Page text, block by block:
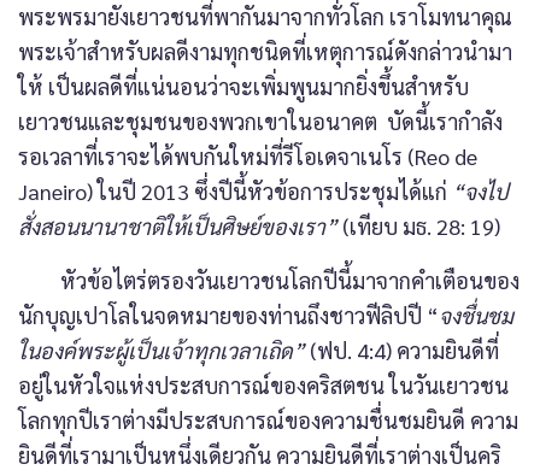
พระพรมายังเยาวชนที่พากันมาจากทั่วโลก เราโมทนาคุณ
พระเจ้าสำหรับผลดีงามทุกชนิดที่เหตุการณ์ดังกล่าวนำมา
ให้ เป็นผลดีที่แน่นอนว่าจะเพิ่มพูนมากยิ่งขึ้นสำหรับ
เยาวชนและชุมชนของพวกเขาในอนาคต บัดนี้เรากำลัง
รอเวลาที่เราจะได้พบกันใหม่ที่รีโอเดจาเนโร (Reo de
Janeiro) ในปี 2013 ซึ่งปีนี้หัวข้อการประชุมได้แก่ “จงไป
สั่งสอนนานาชาติให้เป็นศิษย์ของเรา”(เทียบ มธ. 28: 19)
หัวข้อไตร่ตรองวันเยาวชนโลกปีนี้มาจากคำเตือนของ
นักบุญเปาโลในจดหมายของท่านถึงชาวฟีลิปปี “จงชื่นชม
ในองค์พระผู้เป็นเจ้าทุกเวลาเถิด”(ฟป. 4:4) ความยินดีที่
อยู่ในหัวใจแห่งประสบการณ์ของคริสตชน ในวันเยาวชน
โลกทุกปีเราต่างมีประสบการณ์ของความชื่นชมยินดี ความ
ยินดีที่เรามาเป็นหนึ่งเดียวกัน ความยินดีที่เราต่างเป็นคริ